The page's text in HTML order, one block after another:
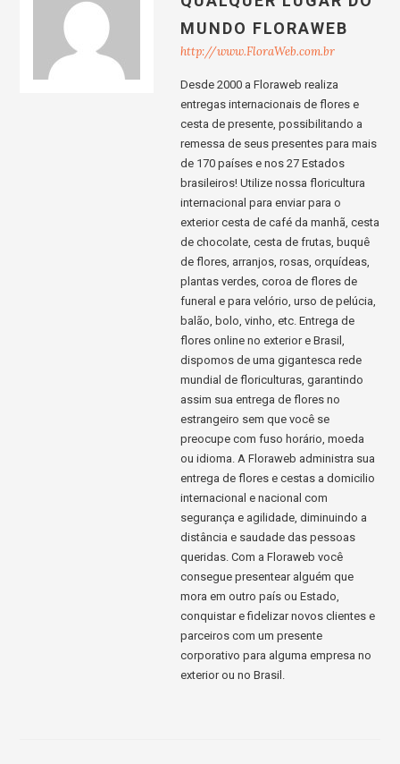
MUNDO FLORAWEB
http://www.FloraWeb.com.br
Desde 2000 a Floraweb realiza
entregas internacionais de flores e
cesta de presente, possibilitando a
remessa de seus presentes para mais
de 170 países e nos 27 Estados
brasileiros! Utilize nossa floricultura
internacional para enviar para o
exterior cesta de café da manhã, cesta
de chocolate, cesta de frutas, buquê
de flores, arranjos, rosas, orquídeas,
plantas verdes, coroa de flores de
funeral e para velório, urso de pelúcia,
balão, bolo, vinho, etc. Entrega de
flores online no exterior e Brasil,
dispomos de uma gigantesca rede
mundial de floriculturas, garantindo
assim sua entrega de flores no
estrangeiro sem que você se
preocupe com fuso horário, moeda
ou idioma. A Floraweb administra sua
entrega de flores e cestas a domicilio
internacional e nacional com
segurança e agilidade, diminuindo a
distância e saudade das pessoas
queridas. Com a Floraweb você
consegue presentear alguém que
mora em outro país ou Estado,
conquistar e fidelizar novos clientes e
parceiros com um presente
corporativo para alguma empresa no
exterior ou no Brasil.